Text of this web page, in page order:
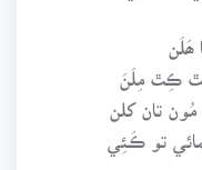
ھَلَن
ڪِٿ مِلَنَ
تان کلن
تو ڪَئِي